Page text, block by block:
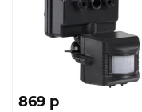
869 p